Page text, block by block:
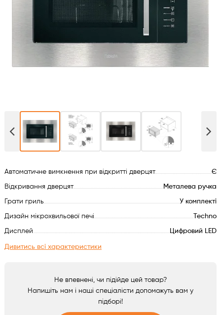
Духові шафи
Варильні поверхні
Пральні машини
Сушильні машини
Холодильне обладнання
Сантехніка
Автоматичне вимкнення при відкритті дверцят Є
Відкривання дверцят Металева ручка
Грати гриль У комплекті
Дизайн мікрохвильової печі Techno
Дисплей Цифровий LED
Дивитись всі характеристики
Не впевнені, чи підійде цей товар?
Напишіть нам і наші спеціалісти допоможуть вам у
підборі!